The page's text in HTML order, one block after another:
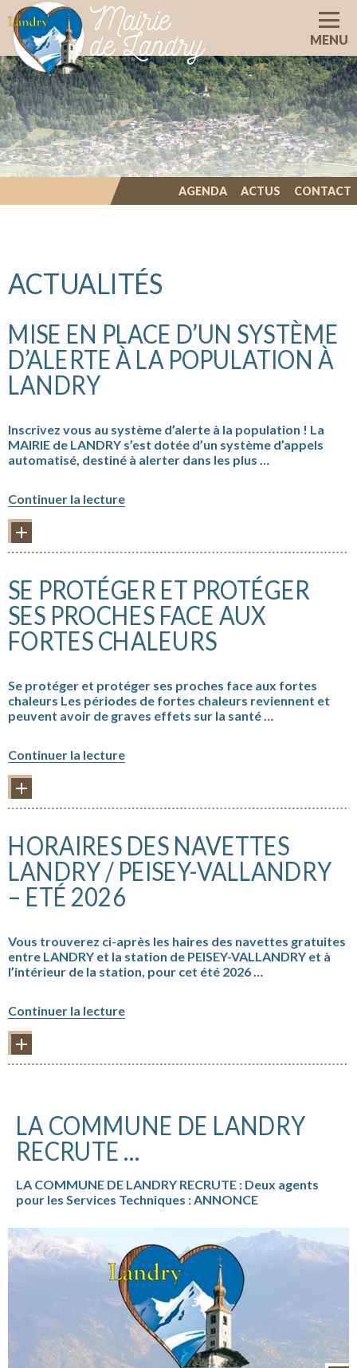
Mairie
de Landry
AGENDA ACTUS CONTACT
MENU
ACTUALITÉS
MISE EN PLACE D’UN SYSTÈME
D’ALERTE À LA POPULATION À
LANDRY
Inscrivez vous au système d’alerte à la population ! La
MAIRIE de LANDRY s’est dotée d’un système d’appels
automatisé, destiné à alerter dans les plus …
Continuer la lecture« Mise
système
à
la
population
à
LANDRY »
SE PROTÉGER ET PROTÉGER
SES PROCHES FACE AUX
FORTES CHALEURS
Se protéger et protéger ses proches face aux fortes
chaleurs Les périodes de fortes chaleurs reviennent et
peuvent avoir de graves effets sur la santé …
Continuer la lecture« Se
ses
face
aux
fortes
HORAIRES DES NAVETTES
LANDRY / PEISEY-VALLANDRY
– ETÉ 2026
Vous trouverez ci-après les haires des navettes gratuites
entre LANDRY et la station de PEISEY-VALLANDRY et à
l’intérieur de la station, pour cet été 2026 …
Continuer la lecture« Horaires
/
–
Eté
LA COMMUNE DE LANDRY
RECRUTE …
LA COMMUNE DE LANDRY RECRUTE : Deux agents
pour les Services Techniques : ANNONCE